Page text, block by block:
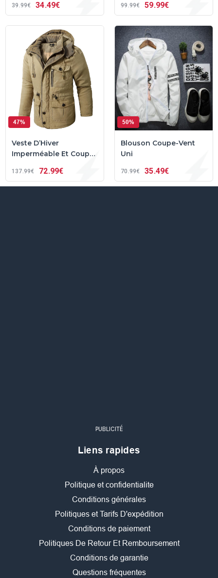
39 99€ 34 49€ 99 99€ 59 99€
47%
Veste D’Hiver
Imperméable Et Coupe-
137 99€ 72 99€
50%
Blouson Coupe-Vent
Uni
70 99€ 35 49€
PUBLICITÉ
Liens rapides
À propos
Politique et confidentialite
Conditions générales
Politiques et Tarifs D'expédition
Conditions de paiement
Politiques De Retour Et Remboursement
Conditions de garantie
Questions fréquentes